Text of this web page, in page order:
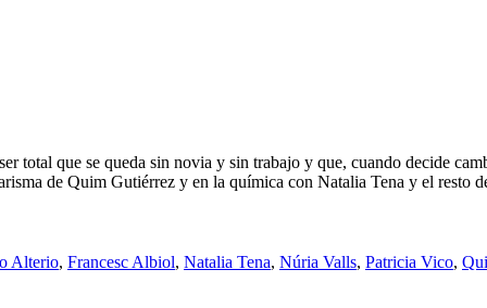
total que se queda sin novia y sin trabajo y que, cuando decide
de Quim Gutiérrez y en la química con Natalia Tena y el resto
Alterio, Francesc Albiol, Natalia Tena, Núria Valls, Patricia Vico,